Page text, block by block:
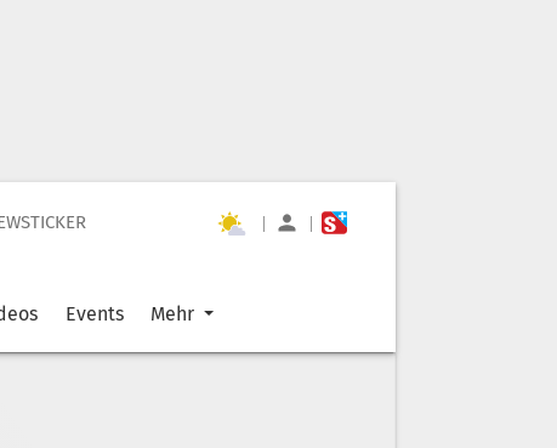
| |
Events Mehr